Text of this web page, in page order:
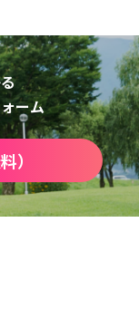
ーム
）